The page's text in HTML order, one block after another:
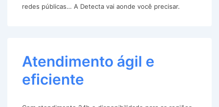
redes públicas… A Detecta vai aonde você precisar.
Atendimento ágil e
eficiente